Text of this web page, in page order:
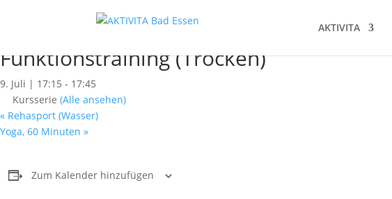
AKTIVITA
Funktionstraining (Trocken)
9. Juli | 17:15 - 17:45
Kursserie (Alle ansehen)
« Rehasport (Wasser)
Yoga, 60 Minuten »
Zum Kalender hinzufügen